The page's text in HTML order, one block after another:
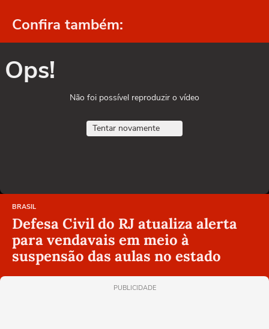
Confira também:
Ops!
Não foi possível reproduzir o vídeo
Tentar novamente
BRASIL
Defesa Civil do RJ atualiza alerta
para vendavais em meio à
suspensão das aulas no estado
PUBLICIDADE